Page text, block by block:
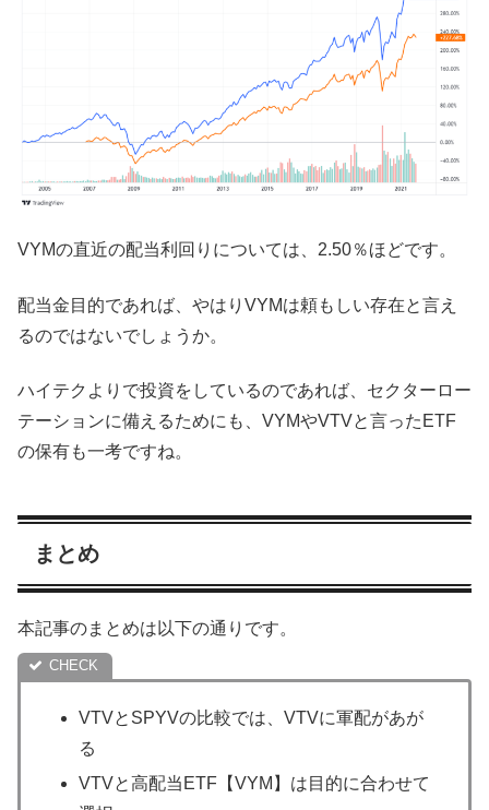
VYMの直近の配当利回りについては、2.50％ほどです。
配当金目的であれば、やはりVYMは頼もしい存在と言え
るのではないでしょうか。
ハイテクよりで投資をしているのであれば、セクターロー
テーションに備えるためにも、VYMやVTVと言ったETF
の保有も一考ですね。
まとめ
本記事のまとめは以下の通りです。
VTVとSPYVの比較では、VTVに軍配があが
る
VTVと高配当ETF【VYM】は目的に合わせて